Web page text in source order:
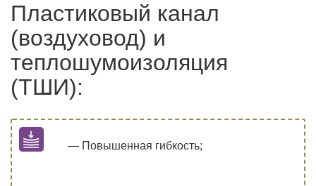
Пластиковый канал
(воздуховод) и
теплошумоизоляция
(ТШИ):
— Повышенная гибкость;